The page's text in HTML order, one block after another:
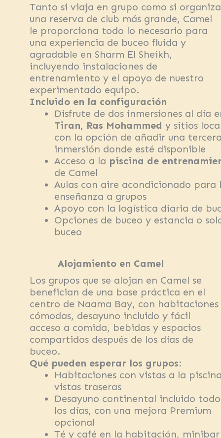
Tanto si viaja en grupo como si organiza
una reserva de club más grande, Camel
le proporciona todo lo necesario para
una experiencia de buceo fluida y
agradable en Sharm El Sheikh,
incluyendo instalaciones de
entrenamiento y el apoyo de nuestro
experimentado equipo.
Incluido en la configuración
Disfrute de dos inmersiones al día
Tiran, Ras Mohammed y sitios
con la opción de añadir una
inmersión donde esté disponible
Acceso a la piscina de
de Camel
Aulas con aire acondicionado para
enseñanza a grupos
Apoyo con la logística diaria de
Opciones de buceo y estancia o
buceo
Alojamiento en Camel
Los grupos que se alojan en Camel se
benefician de una base práctica en el
centro de Naama Bay, con habitaciones
cómodas, desayuno incluido y fácil
acceso a comida, bebidas y espacios
compartidos después de los días de
buceo.
Qué pueden esperar los grupos:
Habitaciones con vistas a la
vistas traseras
Desayuno continental incluido
los días, con una mejora Premium
opcional
Té y café en la habitación,